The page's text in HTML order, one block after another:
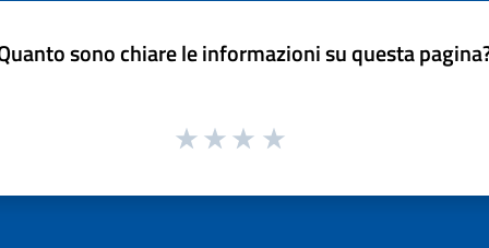
sono chiare le informazioni su questa